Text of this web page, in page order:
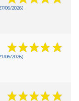
06/2026)
06/2026)